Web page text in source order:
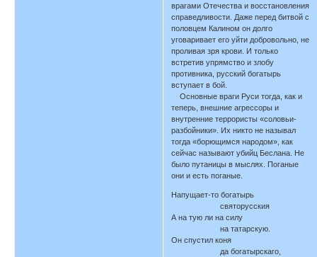
врагами Отечества и восстановления
справедливости. Даже перед битвой с
половцем Калином он долго
уговаривает его уйти добровольно, не
проливая зря крови. И только
встретив упрямство и злобу
противника, русский богатырь
вступает в бой.
Основные враги Руси тогда, как и
теперь, внешние агрессоры и
внутренние террористы «соловьи-
разбойники». Их никто не называл
тогда «борющимся народом», как
сейчас называют убийц Беслана. Не
было путаницы в мыслях. Поганые
они и есть поганые.
Напущает-то богатырь
святорусския
А на тую ли на силу
на татарскую.
Он спустил коня
да богатырскаго,